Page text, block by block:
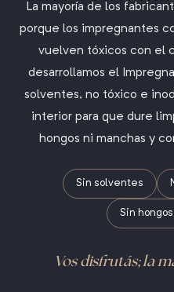
La mayoría de los
porque los impregnantes
vuelven tóxicos con el
desarrollamos el
solventes, no tóxico e
interior para que dure
hongos ni manchas y
Sin solventes
Sin
Vos disfrutás; la